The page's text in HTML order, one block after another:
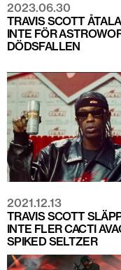
2023.06.30
TRAVIS SCOTT
INTE FÖR
DÖDSFALLEN
2021.12.13
TRAVIS SCOTT
INTE FLER CACTI
SPIKED SELTZER